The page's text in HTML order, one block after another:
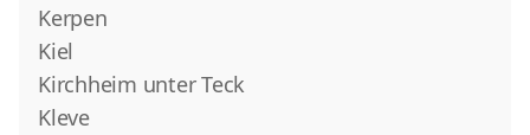
Kerpen
Kiel
Kirchheim unter Teck
Kleve